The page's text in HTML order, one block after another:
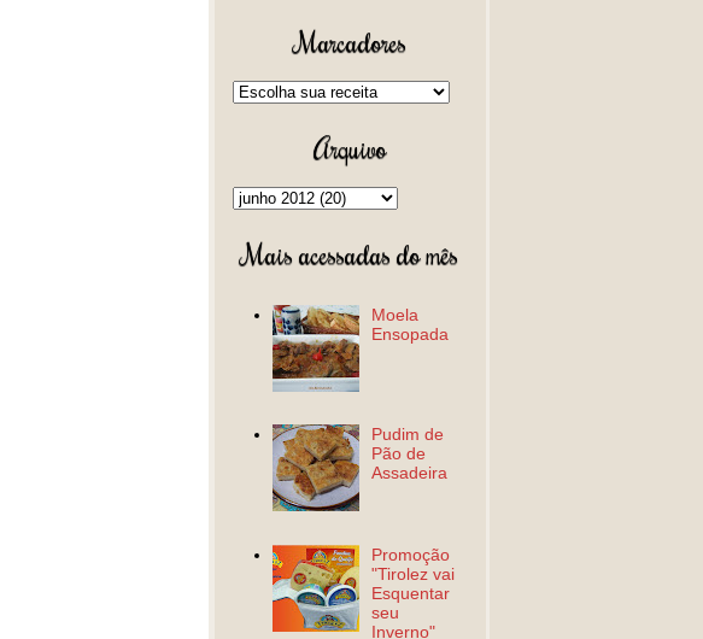
Marcadores
Arquivo
Mais acessadas do mês
Moela
Ensopada
Pudim de
Pão de
Assadeira
Promoção
"Tirolez vai
Esquentar
seu
Inverno"